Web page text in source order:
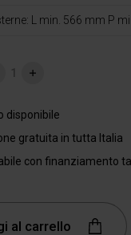
L min. 566 mm P
RimuoviAggiungi
disponibile
gratuita in tutta Italia
con finanziamento
al carrello